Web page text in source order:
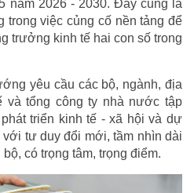
năm 2026 - 2030. Đây cũng là
trong việc củng cố nền tảng để
trưởng kinh tế hai con số trong
yêu cầu các bộ, ngành, địa
và tổng công ty nhà nước tập
triển kinh tế - xã hội và dự
tư duy đổi mới, tầm nhìn dài
có trọng tâm, trọng điểm.